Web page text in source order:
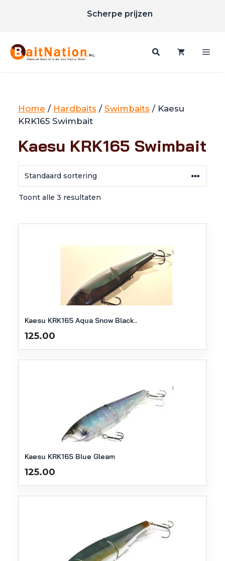
inhoud
Scherpe prijzen
Home / Hardbaits / Swimbaits / Kaesu
KRK165 Swimbait
Kaesu KRK165 Swimbait
Toont alle 3 resultaten
Kaesu KRK165 Aqua Snow Black..
125.00
Kaesu KRK165 Blue Gleam
125.00